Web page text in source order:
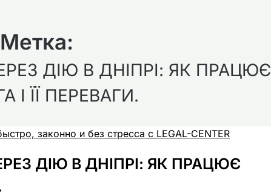
Метка:
ДІЮ В ДНІПРІ: ЯК ПРАЦЮЄ
І ЇЇ ПЕРЕВАГИ.
ДІЮ В ДНІПРІ: ЯК ПРАЦЮЄ